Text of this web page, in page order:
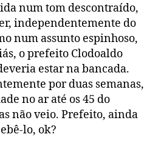
num tom descontraído,
independentemente do
num assunto espinhoso,
o prefeito Clodoaldo
estar na bancada.
por duas semanas,
no ar até os 45 do
não veio. Prefeito, ainda
lo, ok?